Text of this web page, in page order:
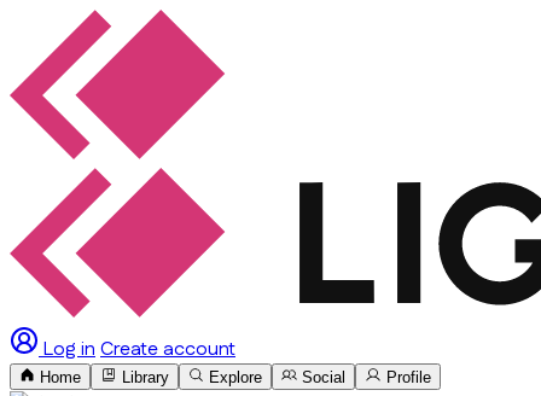
Log inCreate account
Home Library Explore Social Profile